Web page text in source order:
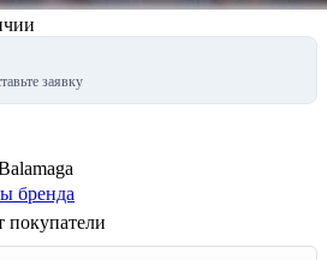
заявку
бренда